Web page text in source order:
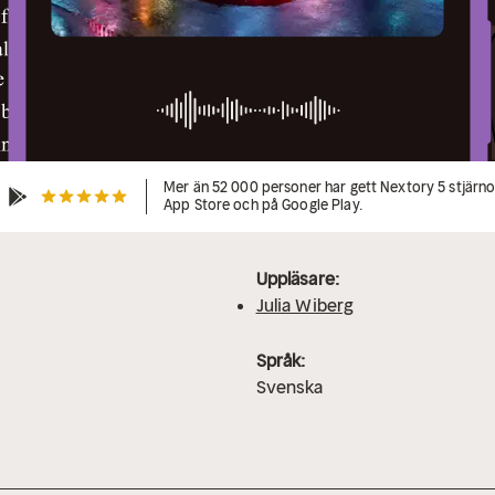
Mer än 52 000 personer har gett Nextory 5
App Store och på Google Play.
Uppläsare:
Julia Wiberg
Språk:
Svenska